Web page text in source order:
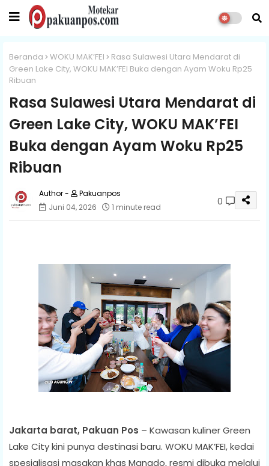
Beranda WOKU MAK’FEI
Rasa Sulawesi Utara Mendarat di
Green Lake City, WOKU MAK’FEI Buka dengan Ayam Woku Rp25
Ribuan
Rasa Sulawesi Utara Mendarat di
Green Lake City, WOKU MAK’FEI
Buka dengan Ayam Woku Rp25
Ribuan
Pakuanpos
Juni 04, 2026
1 minute read 0
Jakarta barat, Pakuan Pos – Kawasan kuliner Green
Lake City kini punya destinasi baru. WOKU MAK’FEI, kedai
spesialisasi masakan khas Manado, resmi dibuka melalui